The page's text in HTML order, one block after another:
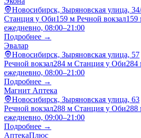
Новосибирск, Зыряновская улица,
Станция у Оби159 м Речной вокзал159
ежедневно, 08:00–21:00
Подробнее →
Эвалар
Новосибирск, Зыряновская улица, 57
Речной вокзал284 м Станция у Оби284
ежедневно, 08:00–21:00
Подробнее →
Магнит Аптека
Новосибирск, Зыряновская улица, 63
Речной вокзал288 м Станция у Оби288
ежедневно, 09:00–21:00
Подробнее →
АптекаПлюс